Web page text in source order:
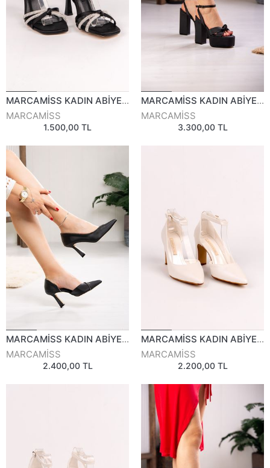
MARCAMİSS KADIN ABİYE AYAKKABI 815223Y
MARCAMİSS
1.500,00 TL
MARCAMİSS KADIN ABİYE AYAKKABI 818925Y
MARCAMİSS
3.300,00 TL
MARCAMİSS KADIN ABİYE AYAKKABI 828525Y
MARCAMİSS
2.400,00 TL
MARCAMİSS KADIN ABİYE AYAKKABI 794825Y
MARCAMİSS
2.200,00 TL